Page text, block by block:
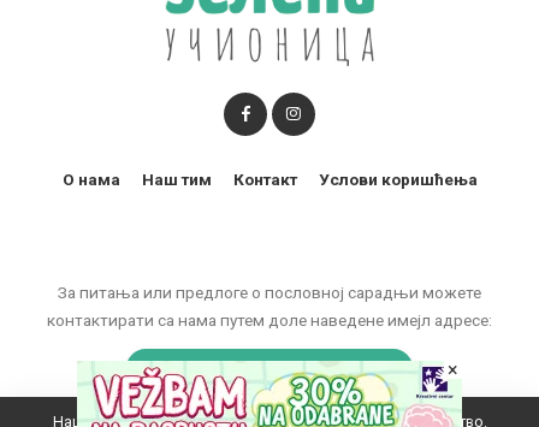
За питања или предлоге о пословној сарадњи можете
контактирати са нама путем доле наведене имејл адресе:
marketing@zelenaucionica.com
О нама Наш тим Контакт Услови коришћења
Наш вебсајт користи колачиће да побољша ваше искуство.
×